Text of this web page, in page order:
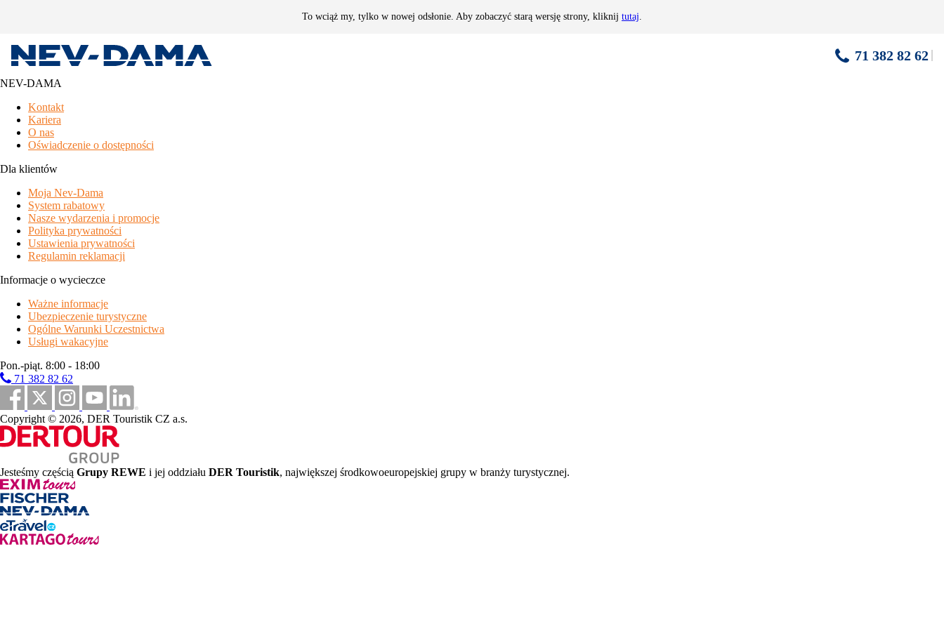
To wciąż my, tylko w nowej odsłonie. Aby zobaczyć starą wersję strony, kliknij tutaj.
71 382 82 62
Rehfugium Lachtal by ALPS RESORTS
Dystans
410 km
Praga
365 km
Katowice
305 km
Bratysława
Galeria zdjęć
NEV-DAMA
Kontakt
Kariera
O nas
Oświadczenie o dostępności
Dla klientów
Moja Nev-Dama
System rabatowy
Nasze wydarzenia i promocje
Polityka prywatności
Ustawienia prywatności
Regulamin reklamacji
Informacje o wycieczce
Ważne informacje
Ubezpieczenie turystyczne
Ogólne Warunki Uczestnictwa
Usługi wakacyjne
Pon.-piąt. 8:00 - 18:00
71 382 82 62
Copyright © 2026, DER Touristik CZ a.s.
Jesteśmy częścią Grupy REWE i jej oddziału DER Touristik, największej środkowoeuropejskiej grupy w branży turystycznej.